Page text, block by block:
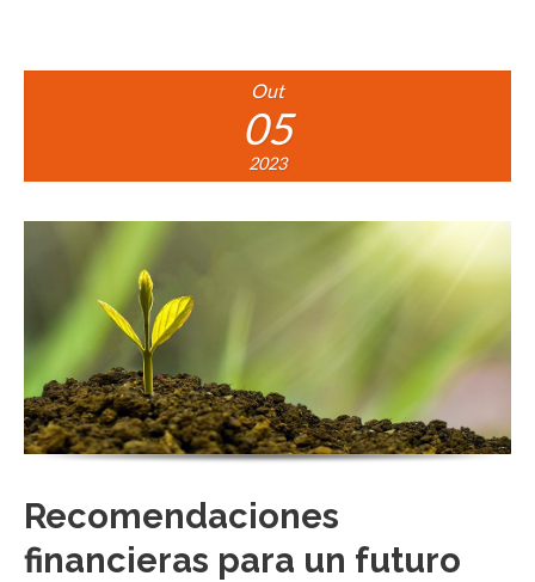
Out
05
2023
Recomendaciones
financieras para un futuro